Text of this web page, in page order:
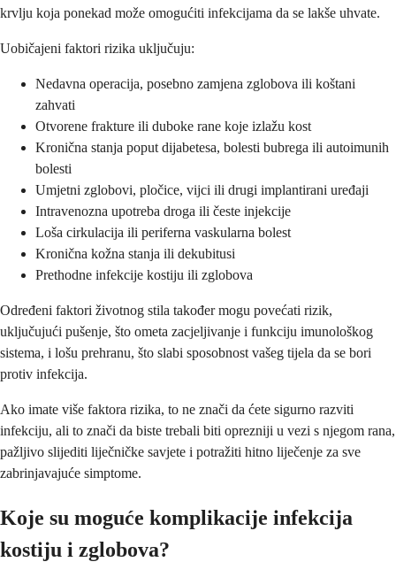
krvlju koja ponekad može omogućiti infekcijama da se lakše uhvate.
Uobičajeni faktori rizika uključuju:
Nedavna operacija, posebno zamjena zglobova ili koštani
zahvati
Otvorene frakture ili duboke rane koje izlažu kost
Kronična stanja poput dijabetesa, bolesti bubrega ili autoimunih
bolesti
Umjetni zglobovi, pločice, vijci ili drugi implantirani uređaji
Intravenozna upotreba droga ili česte injekcije
Loša cirkulacija ili periferna vaskularna bolest
Kronična kožna stanja ili dekubitusi
Prethodne infekcije kostiju ili zglobova
Određeni faktori životnog stila također mogu povećati rizik,
uključujući pušenje, što ometa zacjeljivanje i funkciju imunološkog
sistema, i lošu prehranu, što slabi sposobnost vašeg tijela da se bori
protiv infekcija.
Ako imate više faktora rizika, to ne znači da ćete sigurno razviti
infekciju, ali to znači da biste trebali biti oprezniji u vezi s njegom rana,
pažljivo slijediti liječničke savjete i potražiti hitno liječenje za sve
zabrinjavajuće simptome.
Koje su moguće komplikacije infekcija
kostiju i zglobova?